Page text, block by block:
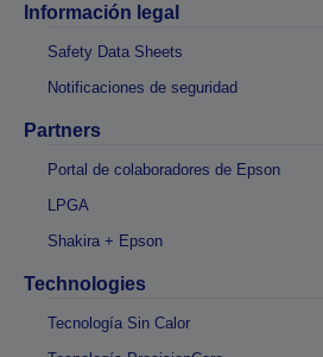
Información legal
Safety Data Sheets
Notificaciones de seguridad
Partners
Portal de colaboradores de Epson
LPGA
Shakira + Epson
Technologies
Tecnología Sin Calor